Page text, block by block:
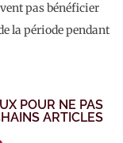
pas bénéficier
la période pendant
POUR NE PAS
ARTICLES